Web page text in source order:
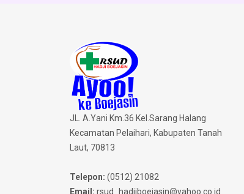
JL. A.Yani Km.36 Kel.Sarang Halang
Kecamatan Pelaihari, Kabupaten Tanah
Laut, 70813
Telepon: (0512) 21082
Email: rsud_hadjiboejasin@yahoo.co.id